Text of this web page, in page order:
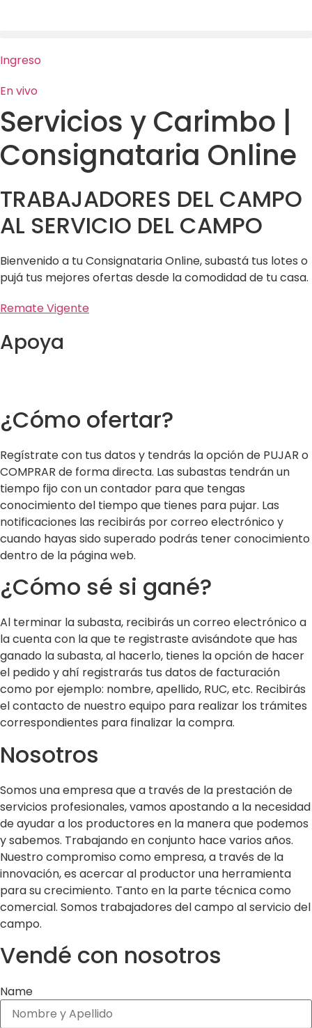
Ingreso
En vivo
Servicios y Carimbo |
Consignataria Online
TRABAJADORES DEL CAMPO
AL SERVICIO DEL CAMPO
Bienvenido a tu Consignataria Online, subastá tus lotes o
pujá tus mejores ofertas desde la comodidad de tu casa.
Remate Vigente
Apoya
¿Cómo ofertar?
Regístrate con tus datos y tendrás la opción de PUJAR o
COMPRAR de forma directa. Las subastas tendrán un
tiempo fijo con un contador para que tengas
conocimiento del tiempo que tienes para pujar. Las
notificaciones las recibirás por correo electrónico y
cuando hayas sido superado podrás tener conocimiento
dentro de la página web.
¿Cómo sé si gané?
Al terminar la subasta, recibirás un correo electrónico a
la cuenta con la que te registraste avisándote que has
ganado la subasta, al hacerlo, tienes la opción de hacer
el pedido y ahí registrarás tus datos de facturación
como por ejemplo: nombre, apellido, RUC, etc. Recibirás
el contacto de nuestro equipo para realizar los trámites
correspondientes para finalizar la compra.
Nosotros
Somos una empresa que a través de la prestación de
servicios profesionales, vamos apostando a la necesidad
de ayudar a los productores en la manera que podemos
y sabemos. Trabajando en conjunto hace varios años.
Nuestro compromiso como empresa, a través de la
innovación, es acercar al productor una herramienta
para su crecimiento. Tanto en la parte técnica como
comercial. Somos trabajadores del campo al servicio del
campo.
Vendé con nosotros
Name